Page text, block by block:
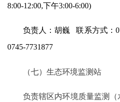
8:00-12:00,下午3:00-6:00)
负责人：胡巍 联系方式
0745-7731877
（七）生态环境监测站
负责辖区内环境质量监测